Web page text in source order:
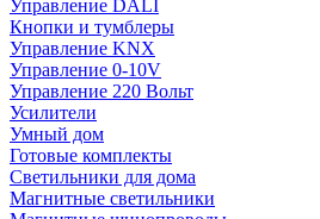
Управление DALI
Кнопки и тумблеры
Управление KNX
Управление 0-10V
Управление 220 Вольт
Усилители
Умный дом
Готовые комплекты
Светильники для дома
Магнитные светильники